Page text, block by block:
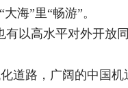
海”里“畅游”。
以高水平对外开放
道路，广阔的中国机